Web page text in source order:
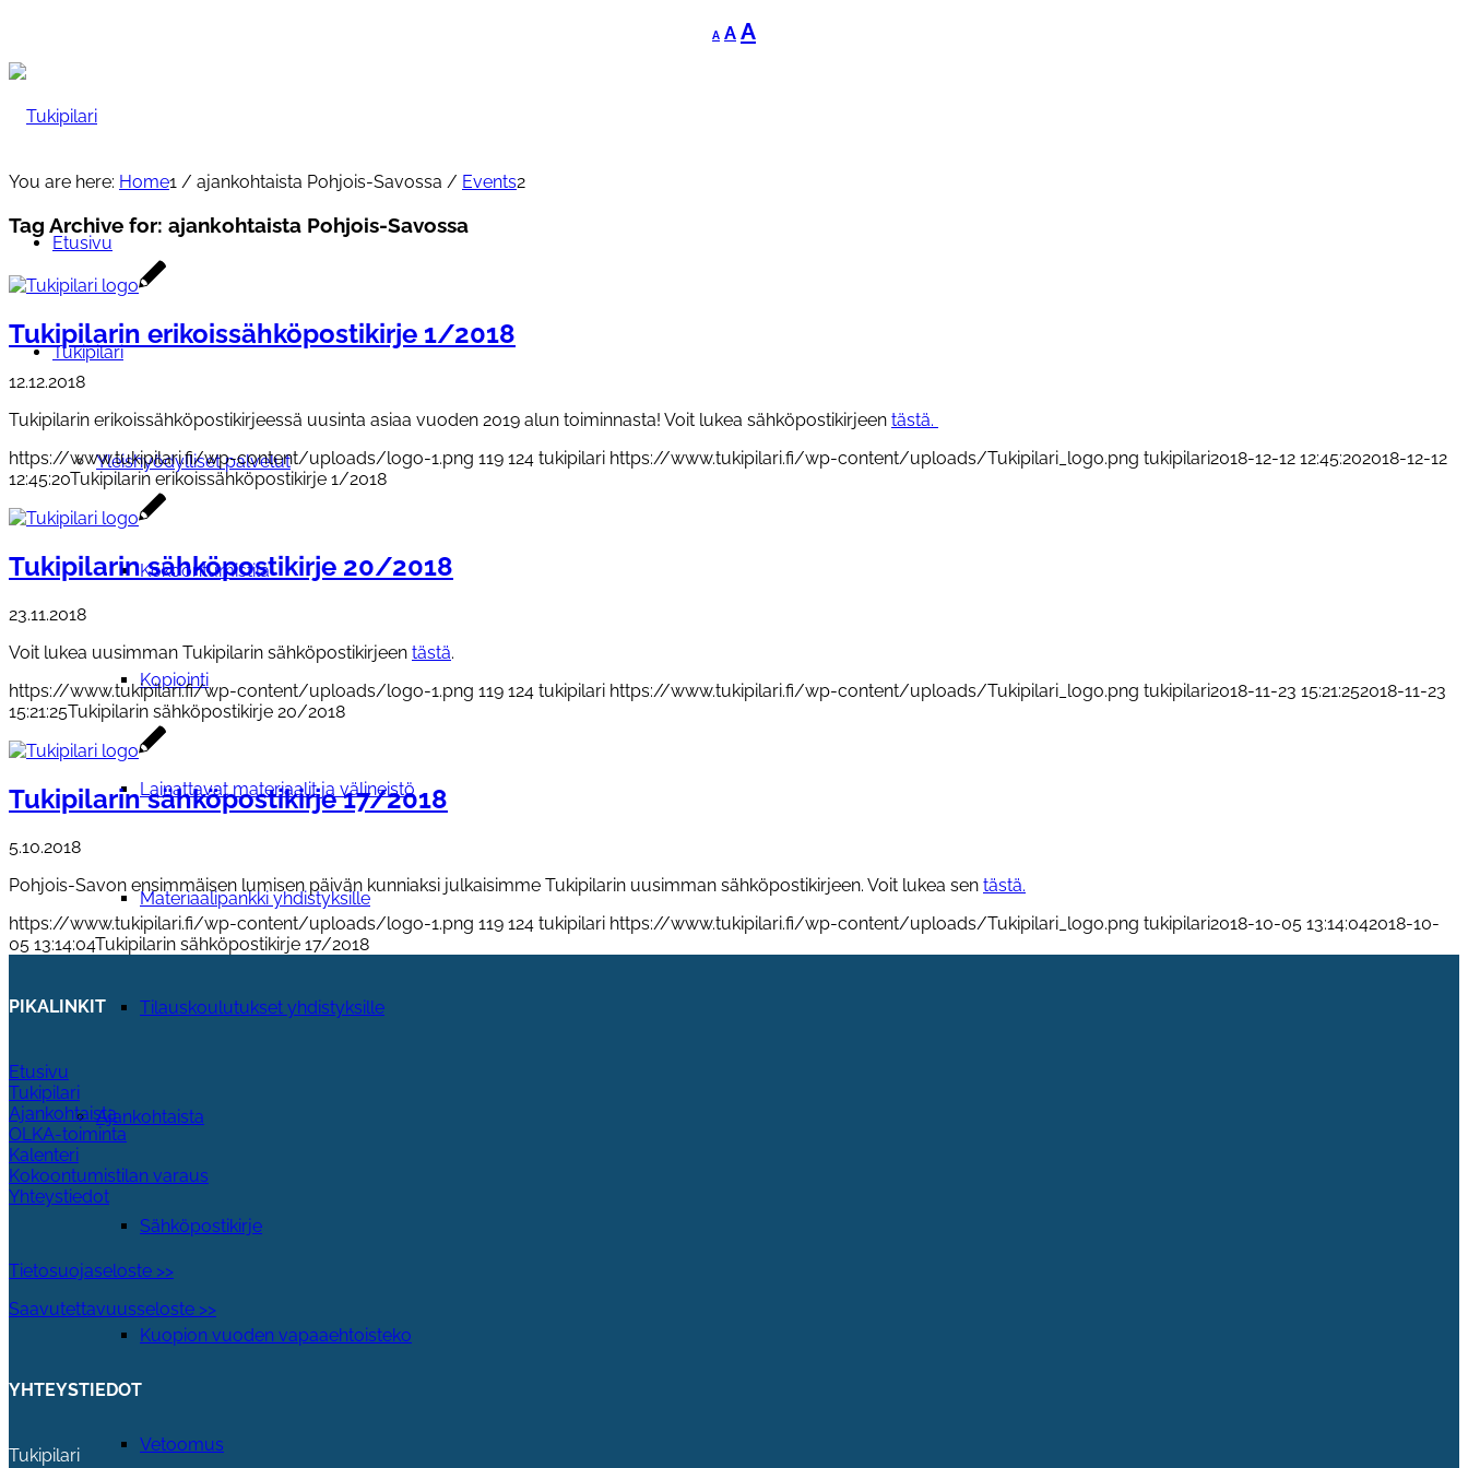
A
Decrease
font
A Reset
font
AIncrease
Etusivu
Tukipilari
Yleishyödylliset palvelut
Kokoontumistila
Kopiointi
Lainattavat materiaalit ja välineistö
Materiaalipankki yhdistyksille
Tilauskoulutukset yhdistyksille
Ajankohtaista
Sähköpostikirje
Kuopion vuoden vapaaehtoisteko
Vetoomus
You are here: Home1 / ajankohtaista Pohjois-Savossa / Events2
Tag Archive for: ajankohtaista Pohjois-Savossa
Tukipilarin erikoissähköpostikirje 1/2018
12.12.2018
Tukipilarin erikoissähköpostikirjeessä uusinta asiaa vuoden 2019 alun toiminnasta! Voit lukea sähköpostikirjeen tästä.
https://www.tukipilari.fi/wp-content/uploads/logo-1.png 119 124 tukipilari https://www.tukipilari.fi/wp-content/uploads/Tukipilari_logo.png tukipilari2018-12-12 12:45:202018-12-12
12:45:20Tukipilarin erikoissähköpostikirje 1/2018
Tukipilarin sähköpostikirje 20/2018
23.11.2018
Voit lukea uusimman Tukipilarin sähköpostikirjeen tästä.
https://www.tukipilari.fi/wp-content/uploads/logo-1.png 119 124 tukipilari https://www.tukipilari.fi/wp-content/uploads/Tukipilari_logo.png tukipilari2018-11-23 15:21:252018-11-23
15:21:25Tukipilarin sähköpostikirje 20/2018
Tukipilarin sähköpostikirje 17/2018
5.10.2018
Pohjois-Savon ensimmäisen lumisen päivän kunniaksi julkaisimme Tukipilarin uusimman sähköpostikirjeen. Voit lukea sen tästä.
https://www.tukipilari.fi/wp-content/uploads/logo-1.png 119 124 tukipilari https://www.tukipilari.fi/wp-content/uploads/Tukipilari_logo.png tukipilari2018-10-05 13:14:042018-10-
05 13:14:04Tukipilarin sähköpostikirje 17/2018
PIKALINKIT
Etusivu
Tukipilari
Ajankohtaista
OLKA-toiminta
Kalenteri
Kokoontumistilan varaus
Yhteystiedot
Tietosuojaseloste >>
Saavutettavuusseloste >>
YHTEYSTIEDOT
Tukipilari